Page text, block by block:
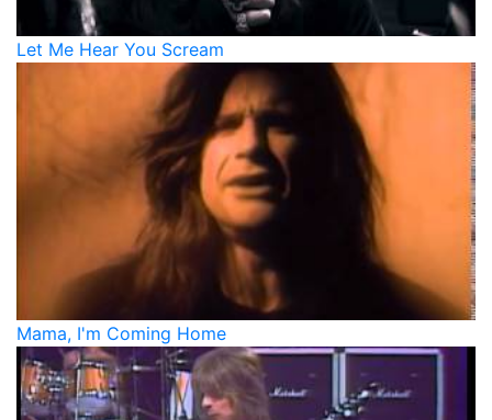
Let Me Hear You Scream
Mama, I'm Coming Home